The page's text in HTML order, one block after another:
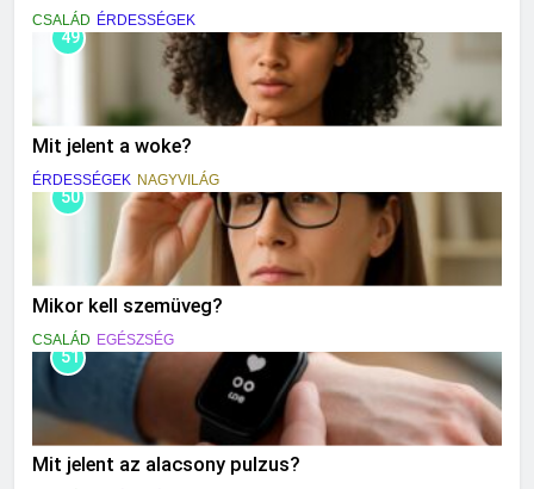
CSALÁD ÉRDESSÉGEK
49
Mit jelent a woke?
ÉRDESSÉGEK NAGYVILÁG
50
Mikor kell szemüveg?
CSALÁD EGÉSZSÉG
51
Mit jelent az alacsony pulzus?